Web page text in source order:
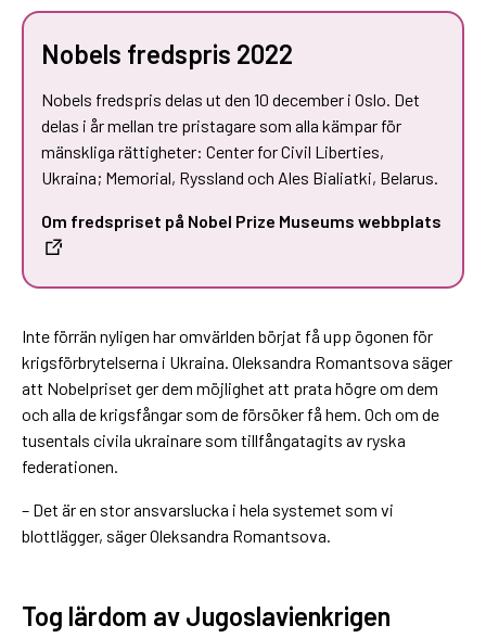
Nobels fredspris 2022
Nobels fredspris delas ut den 10 december i Oslo. Det
delas i år mellan tre pristagare som alla kämpar för
mänskliga rättigheter: Center for Civil Liberties,
Ukraina; Memorial, Ryssland och Ales Bialiatki, Belarus.
Om fredspriset på Nobel Prize Museums webbplats
Inte förrän nyligen har omvärlden börjat få upp ögonen för
krigsförbrytelserna i Ukraina. Oleksandra Romantsova säger
att Nobelpriset ger dem möjlighet att prata högre om dem
och alla de krigsfångar som de försöker få hem. Och om de
tusentals civila ukrainare som tillfångatagits av ryska
federationen.
– Det är en stor ansvarslucka i hela systemet som vi
blottlägger, säger Oleksandra Romantsova.
Tog lärdom av Jugoslavienkrigen